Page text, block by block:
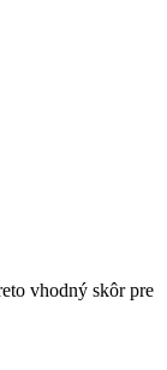
vhodný skôr pre